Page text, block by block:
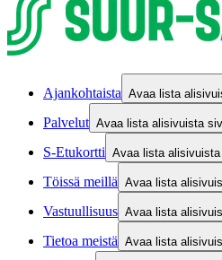
Ajankohtaista Avaa lista
Palvelut Avaa lista alisivuista
S-Etukortti Avaa lista
Töissä meillä Avaa lista
Vastuullisuus Avaa lista
Tietoa meistä Avaa lista